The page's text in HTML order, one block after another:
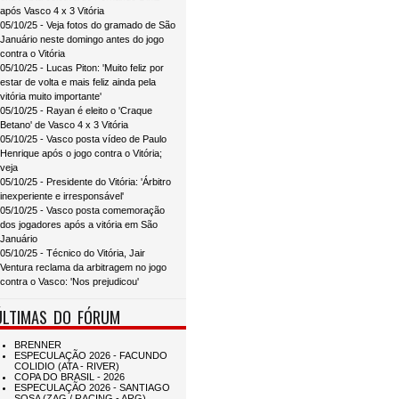
após Vasco 4 x 3 Vitória
05/10/25 - Veja fotos do gramado de São
Januário neste domingo antes do jogo
contra o Vitória
05/10/25 - Lucas Piton: 'Muito feliz por
estar de volta e mais feliz ainda pela
vitória muito importante'
05/10/25 - Rayan é eleito o 'Craque
Betano' de Vasco 4 x 3 Vitória
05/10/25 - Vasco posta vídeo de Paulo
Henrique após o jogo contra o Vitória;
veja
05/10/25 - Presidente do Vitória: 'Árbitro
inexperiente e irresponsável'
05/10/25 - Vasco posta comemoração
dos jogadores após a vitória em São
Januário
05/10/25 - Técnico do Vitória, Jair
Ventura reclama da arbitragem no jogo
contra o Vasco: 'Nos prejudicou'
DO FÓRUM